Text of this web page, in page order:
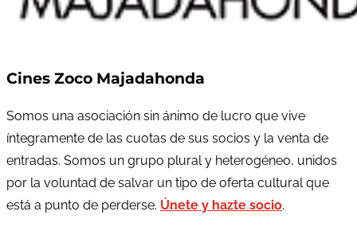
Cines Zoco Majadahonda
Somos una asociación sin ánimo de lucro que vive
íntegramente de las cuotas de sus socios y la venta de
entradas. Somos un grupo plural y heterogéneo, unidos
por la voluntad de salvar un tipo de oferta cultural que
está a punto de perderse. Únete y hazte socio.